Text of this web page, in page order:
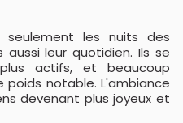
seulement les nuits des
leur quotidien. Ils se
actifs, et beaucoup
notable. L'ambiance
devenant plus joyeux et